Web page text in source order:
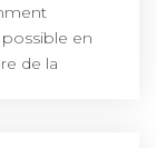
en
de la